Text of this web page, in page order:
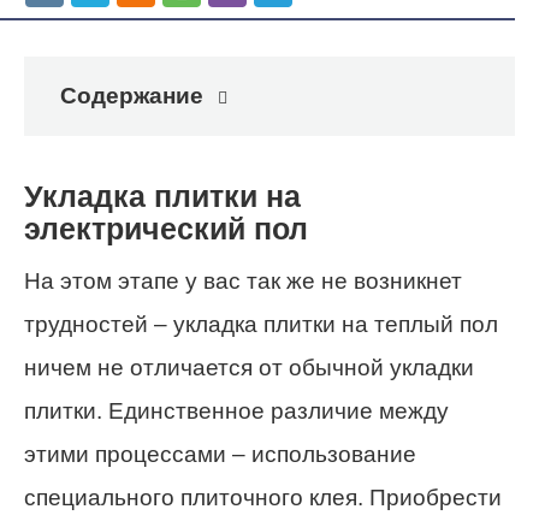
Содержание
Укладка плитки на
электрический пол
На этом этапе у вас так же не возникнет
трудностей – укладка плитки на теплый пол
ничем не отличается от обычной укладки
плитки. Единственное различие между
этими процессами – использование
специального плиточного клея. Приобрести